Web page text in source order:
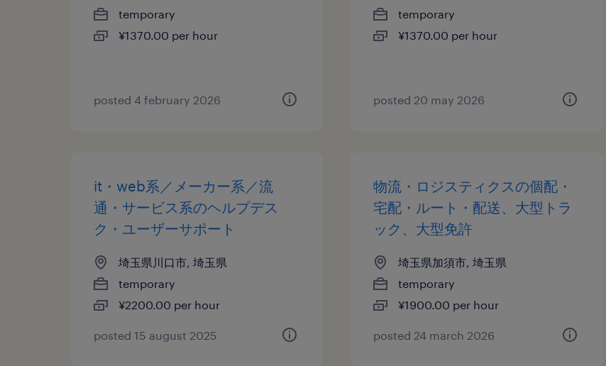
temporary
¥1370.00 per hour
posted 4 february 2026
temporary
¥1370.00 per hour
posted 20 may 2026
it・web系／メーカー系／流
通・サービス系のヘルプデス
ク・ユーザーサポート
埼玉県川口市, 埼玉県
temporary
¥2200.00 per hour
posted 15 august 2025
物流・ロジスティクスの個配・
宅配・ルート・配送、大型トラ
ック、大型免許
埼玉県加須市, 埼玉県
temporary
¥1900.00 per hour
posted 24 march 2026